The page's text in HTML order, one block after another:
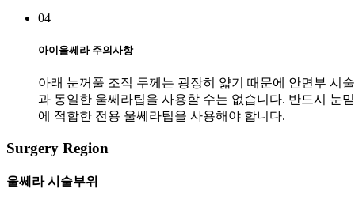
04
아이울쎄라 주의사항
아래 눈꺼풀 조직 두께는 굉장히 얇기 때문에 안면부 시술
과 동일한 울쎄라팁을 사용할 수는 없습니다. 반드시 눈밑
에 적합한 전용 울쎄라팁을 사용해야 합니다.
Surgery Region
울쎄라 시술부위